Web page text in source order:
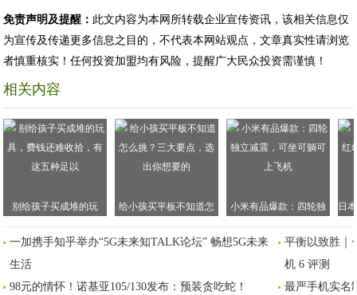
免责声明及提醒： 此文内容为本网所转载企业宣传资讯，该相关信息仅
为宣传及传递更多信息之目的，不代表本网站观点，文章真实性请浏览
者慎重核实！任何投资加盟均有风险，提醒广大民众投资需谨慎！
相关内容
别给孩子买成堆的玩
具，费钱还难收拾，有
这五种足以
给小孩买平板不知道怎
么挑？三大要点，选出
你想要的
小米有品爆款：四轮独
立减震，可坐可躺可上
飞机
日
儿
一加携手知乎举办“5G未来知TALK论坛” 畅想5G未来
生活
平衡以致胜｜
机 6 评测
98元的情怀！诺基亚105/130发布：预装贪吃蛇！
最严手机实名